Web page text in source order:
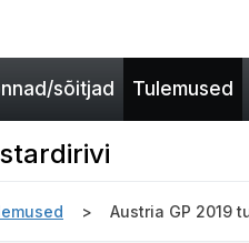
sõitjad Tulemused
Austria GP 2019